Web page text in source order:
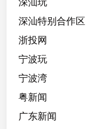
深汕特别合作区
浙投网
宁波玩
宁波湾
粤新闻
广东新闻